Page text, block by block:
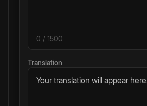
0 / 1500
Translation
Your translation will appear